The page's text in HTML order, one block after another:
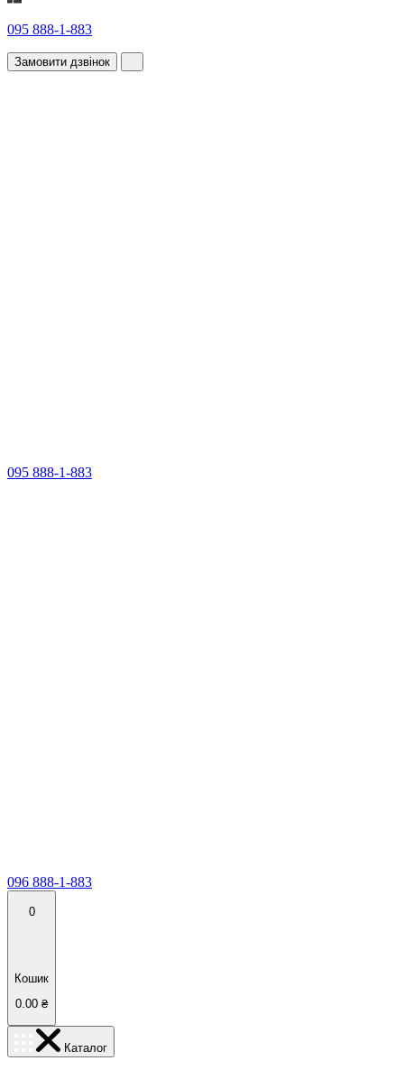
095 888-1-883
Замовити дзвінок
095 888-1-883
096 888-1-883
0
Кошик
0.00 ₴
Каталог